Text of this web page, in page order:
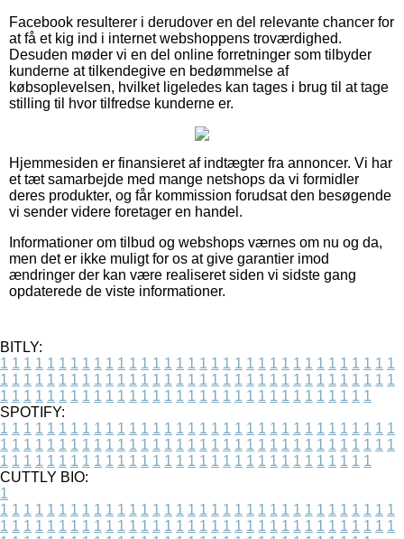
Facebook resulterer i derudover en del relevante chancer for
at få et kig ind i internet webshoppens troværdighed.
Desuden møder vi en del online forretninger som tilbyder
kunderne at tilkendegive en bedømmelse af
købsoplevelsen, hvilket ligeledes kan tages i brug til at tage
stilling til hvor tilfredse kunderne er.
Hjemmesiden er finansieret af indtægter fra annoncer. Vi har
et tæt samarbejde med mange netshops da vi formidler
deres produkter, og får kommission forudsat den besøgende
vi sender videre foretager en handel.
Informationer om tilbud og webshops værnes om nu og da,
men det er ikke muligt for os at give garantier imod
ændringer der kan være realiseret siden vi sidste gang
opdaterede de viste informationer.
BITLY:
1 1 1 1 1 1 1 1 1 1 1 1 1 1 1 1 1 1 1 1 1 1 1 1 1 1 1 1 1 1 1 1 1 1
1 1 1 1 1 1 1 1 1 1 1 1 1 1 1 1 1 1 1 1 1 1 1 1 1 1 1 1 1 1 1 1 1 1
1 1 1 1 1 1 1 1 1 1 1 1 1 1 1 1 1 1 1 1 1 1 1 1 1 1 1 1 1 1 1 1
SPOTIFY:
1 1 1 1 1 1 1 1 1 1 1 1 1 1 1 1 1 1 1 1 1 1 1 1 1 1 1 1 1 1 1 1 1 1
1 1 1 1 1 1 1 1 1 1 1 1 1 1 1 1 1 1 1 1 1 1 1 1 1 1 1 1 1 1 1 1 1 1
1 1 1 1 1 1 1 1 1 1 1 1 1 1 1 1 1 1 1 1 1 1 1 1 1 1 1 1 1 1 1 1
CUTTLY BIO:
1
1 1 1 1 1 1 1 1 1 1 1 1 1 1 1 1 1 1 1 1 1 1 1 1 1 1 1 1 1 1 1 1 1 1
1 1 1 1 1 1 1 1 1 1 1 1 1 1 1 1 1 1 1 1 1 1 1 1 1 1 1 1 1 1 1 1 1 1